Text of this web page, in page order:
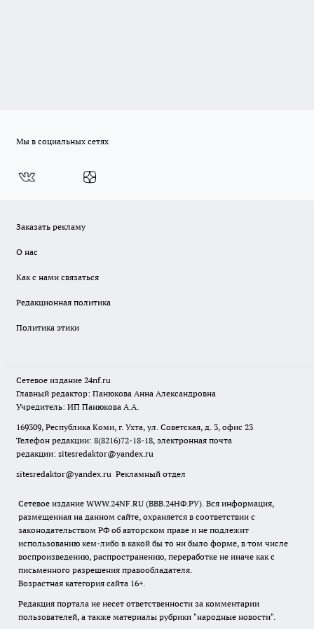
Мы в социальных сетях
Заказать рекламу
О нас
Как с нами связаться
Редакционная политика
Политика этики
Сетевое издание 24nf.ru
Главный редактор: Панюкова Анна Александровна
Учредитель: ИП Панюкова А.А.
169309, Республика Коми, г. Ухта, ул. Советская, д. 3, офис 23
Телефон редакции: 8(8216)72-18-18, электронная почта
редакции: sitesredaktor@yandex.ru
sitesredaktor@yandex.ru Рекламный отдел
Сетевое издание WWW.24NF.RU (ВВВ.24НФ.РУ). Вся информация,
размещенная на данном сайте, охраняется в соответствии с
законодательством РФ об авторском праве и не подлежит
использованию кем-либо в какой бы то ни было форме, в том числе
воспроизведению, распространению, переработке не иначе как с
письменного разрешения правообладателя.
Возрастная категория сайта 16+.
Редакция портала не несет ответственности за комментарии
пользователей, а также материалы рубрики "народные новости".